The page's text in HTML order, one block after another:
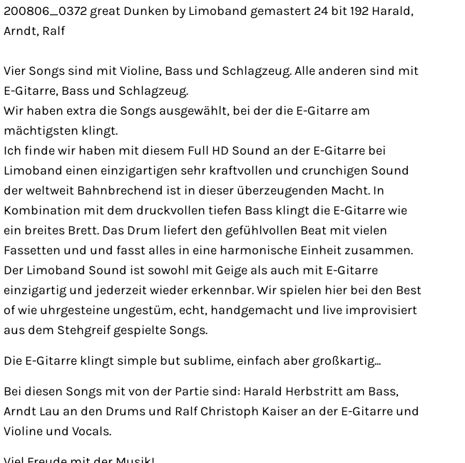
200806_0372 great Dunken by Limoband gemastert 24 bit 192 Harald,
Arndt, Ralf
Vier Songs sind mit Violine, Bass und Schlagzeug. Alle anderen sind mit
E-Gitarre, Bass und Schlagzeug.
Wir haben extra die Songs ausgewählt, bei der die E-Gitarre am
mächtigsten klingt.
Ich finde wir haben mit diesem Full HD Sound an der E-Gitarre bei
Limoband einen einzigartigen sehr kraftvollen und crunchigen Sound
der weltweit Bahnbrechend ist in dieser überzeugenden Macht. In
Kombination mit dem druckvollen tiefen Bass klingt die E-Gitarre wie
ein breites Brett. Das Drum liefert den gefühlvollen Beat mit vielen
Fassetten und und fasst alles in eine harmonische Einheit zusammen.
Der Limoband Sound ist sowohl mit Geige als auch mit E-Gitarre
einzigartig und jederzeit wieder erkennbar. Wir spielen hier bei den Best
of wie uhrgesteine ungestüm, echt, handgemacht und live improvisiert
aus dem Stehgreif gespielte Songs.
Die E-Gitarre klingt simple but sublime, einfach aber großkartig...
Bei diesen Songs mit von der Partie sind: Harald Herbstritt am Bass,
Arndt Lau an den Drums und Ralf Christoph Kaiser an der E-Gitarre und
Violine und Vocals.